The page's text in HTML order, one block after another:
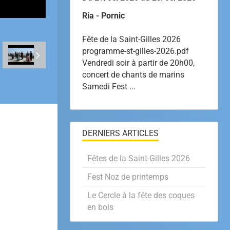
Ria - Pornic
Fête de la Saint-Gilles 2026
programme-st-gilles-2026.pdf
Vendredi soir à partir de 20h00,
concert de chants de marins
Samedi Fest ...
DERNIERS ARTICLES
Fêtes de la Saint-Gilles 2026
Fest Noz de printemps
Le Cercle à la fête des coques
en bois